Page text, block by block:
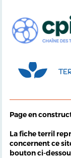
Page en
La fiche terril
concernent ce
bouton ci-